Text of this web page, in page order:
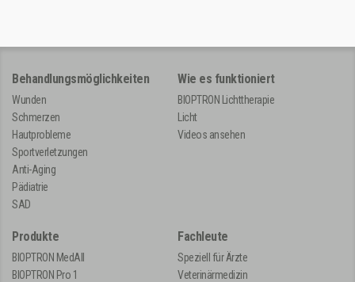
Behandlungsmöglichkeiten
Wunden
Schmerzen
Hautprobleme
Sportverletzungen
Anti-Aging
Pädiatrie
SAD
Wie es funktioniert
BIOPTRON Lichttherapie
Licht
Videos ansehen
Produkte
BIOPTRON MedAll
BIOPTRON Pro 1
Fachleute
Speziell für Ärzte
Veterinärmedizin